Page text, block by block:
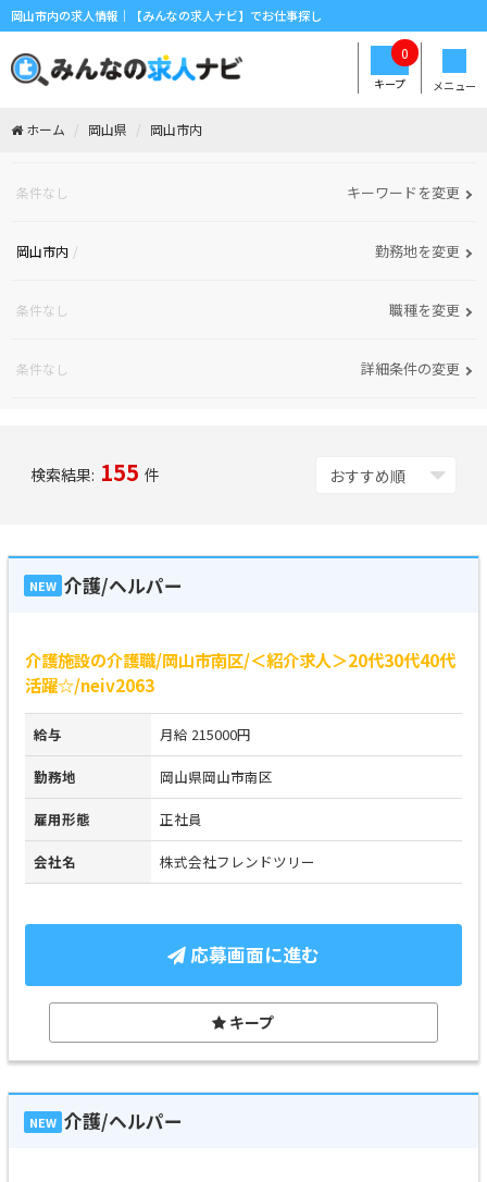
岡山市内の求人情報｜【みんなの求人ナビ】でお仕事探し
メニュー
キープ
0
ホーム 岡山県 岡山市内
条件なし キーワードを変更
岡山市内 勤務地を変更
条件なし 職種を変更
条件なし 詳細条件の変更
検索結果: 155 件
NEW 介護/ヘルパー
介護施設の介護職/岡山市南区/＜紹介求人＞20代30代40代
活躍☆/neiv2063
給与 月給 215000円
勤務地 岡山県岡山市南区
雇用形態 正社員
会社名 株式会社フレンドツリー
応募画面に進む
キープ
NEW 介護/ヘルパー